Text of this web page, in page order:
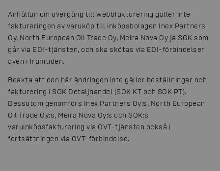
Anhållan om övergång till webbfakturering gäller inte
faktureringen av varuköp till inköpsbolagen Inex Partners
Oy, North European Oil Trade Oy, Meira Nova Oy ja SOK som
går via EDI-tjänsten, och ska skötas via EDI-förbindelser
även i framtiden.
Beakta att den här ändringen inte gäller beställningar och
fakturering i SOK Detaljhandel (SOK KT och SOK PT).
Dessutom genomförs Inex Partners Oy:s, North European
Oil Trade Oy:s, Meira Nova Oy:s och SOK:s
varuinköpsfakturering via OVT-tjänsten också i
fortsättningen via OVT-förbindelse.